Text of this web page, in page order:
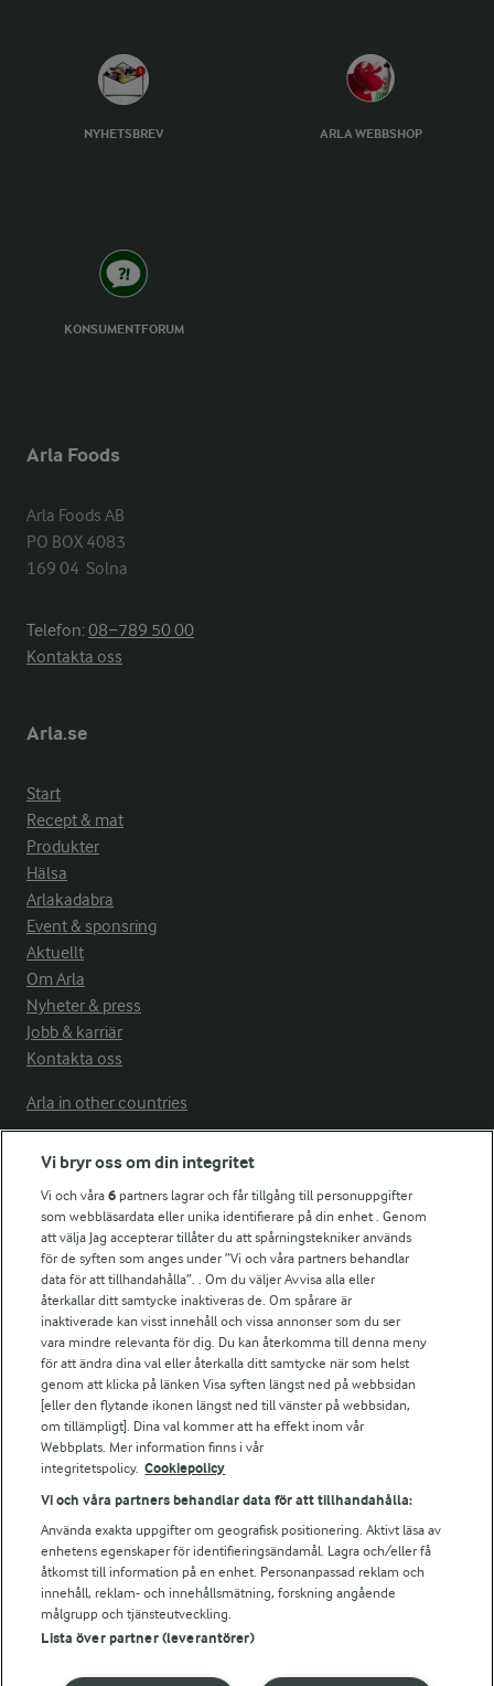
NYHETSBREV ARLA WEBBSHOP
KONSUMENTFORUM
Arla Foods
Arla Foods AB
PO BOX 4083
169 04  Solna
Telefon:08−789 50 00
Kontakta oss
Arla.se
Start
Recept & mat
Produkter
Hälsa
Arlakadabra
Event & sponsring
Aktuellt
Om Arla
Nyheter & press
Jobb & karriär
Kontakta oss
Arla in other countries
För ägare
Arlas kundportal
Arla.com
Falbygdens Ost
Arla webbshop
Bildbank
Följ oss
Vi bryr oss om din integritet
Vi och våra6 partners lagrar och får tillgång till personuppgifter
som webbläsardata eller unika identifierare på din enhet . Genom
att välja Jag accepterar tillåter du att spårningstekniker används
för de syften som anges under ”Vi och våra partners behandlar
data för att tillhandahålla”. . Om du väljer Avvisa alla eller
återkallar ditt samtycke inaktiveras de. Om spårare är
inaktiverade kan visst innehåll och vissa annonser som du ser
vara mindre relevanta för dig. Du kan återkomma till denna meny
för att ändra dina val eller återkalla ditt samtycke när som helst
genom att klicka på länken Visa syften längst ned på webbsidan
[eller den flytande ikonen längst ned till vänster på webbsidan,
om tillämpligt]. Dina val kommer att ha effekt inom vår
Webbplats. Mer information finns i vår
integritetspolicy. Cookiepolicy
Vi och våra partners behandlar data för att tillhandahålla:
Använda exakta uppgifter om geografisk positionering. Aktivt läsa av
enhetens egenskaper för identifieringsändamål. Lagra och/eller få
åtkomst till information på en enhet. Personanpassad reklam och
innehåll, reklam- och innehållsmätning, forskning angående
målgrupp och tjänsteutveckling.
Lista över partner (leverantörer)